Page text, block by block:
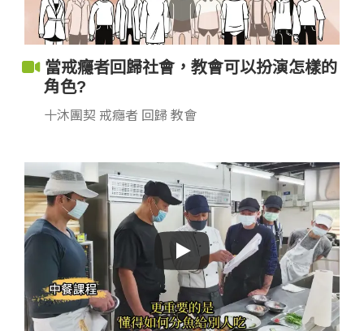
當戒癮者回歸社會，教會可以扮演怎樣的
角色?
十沐團契 戒癮者 回歸 教會